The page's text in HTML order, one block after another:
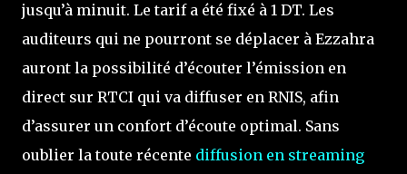
jusqu’à minuit. Le tarif a été fixé à 1 DT. Les
auditeurs qui ne pourront se déplacer à Ezzahra
auront la possibilité d’écouter l’émission en
direct sur RTCI qui va diffuser en RNIS, afin
d’assurer un confort d’écoute optimal. Sans
oublier la toute récente diffusion en streaming